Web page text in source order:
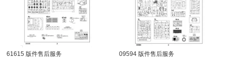
61615 版件售后服务 09594 版件售后服务